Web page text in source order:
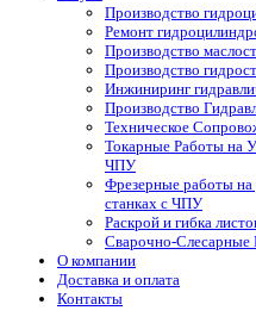
Производство
Ремонт
Производство
Производство
Инжиниринг
Производство
Техническое
Токарные Работы на
ЧПУ
Фрезерные работы на
станках с ЧПУ
Раскрой и гибка
Сварочно-Слесарные
О компании
Доставка и оплата
Контакты